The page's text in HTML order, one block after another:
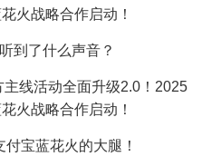
到了什么声音？
宝蓝花火的大腿！